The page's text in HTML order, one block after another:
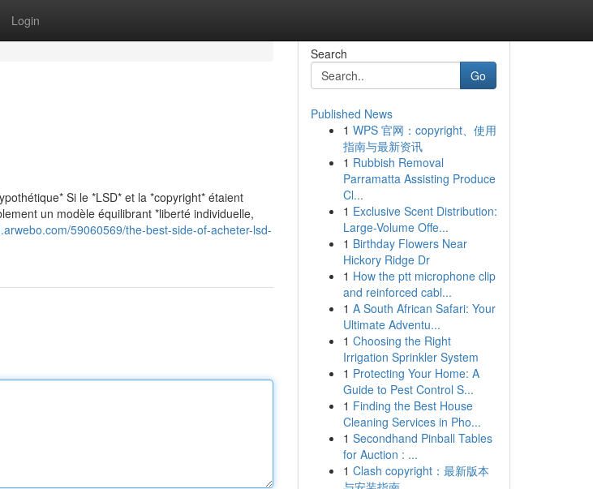
Login
Si le *LSD* et la *copyright* étaient
un modèle équilibrant *liberté individuelle,
59060569/the-best-side-of-acheter-lsd-
Search
Go
Published News
1 WPS 官网：copyright、使用
指南与最新资讯
1 Rubbish Removal
Parramatta Assisting Produce
Cl...
1 Exclusive Scent Distribution:
Large-Volume Offe...
1 Birthday Flowers Near
Hickory Ridge Dr
1 How the ptt microphone clip
and reinforced cabl...
1 A South African Safari: Your
Ultimate Adventu...
1 Choosing the Right
Irrigation Sprinkler System
1 Protecting Your Home: A
Guide to Pest Control S...
1 Finding the Best House
Cleaning Services in Pho...
1 Secondhand Pinball Tables
for Auction : ...
1 Clash copyright：最新版本